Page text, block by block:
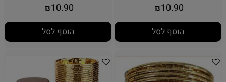
₪10.90
הוסף לסל
₪10.90
הוסף לסל